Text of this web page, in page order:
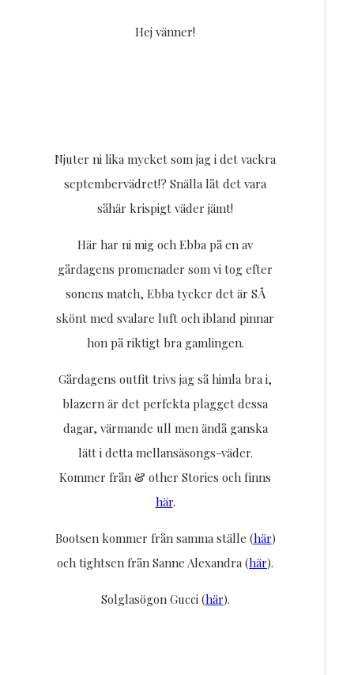
Hej vänner!
Njuter ni lika mycket som jag i det vackra
septembervädret!? Snälla låt det vara
såhär krispigt väder jämt!
Här har ni mig och Ebba på en av
gårdagens promenader som vi tog efter
sonens match, Ebba tycker det är SÅ
skönt med svalare luft och ibland pinnar
hon på riktigt bra gamlingen.
Gårdagens outfit trivs jag så himla bra i,
blazern är det perfekta plagget dessa
dagar, värmande ull men ändå ganska
lätt i detta mellansäsongs-väder.
Kommer från & other Stories och finns
här.
Bootsen kommer från samma ställe (här)
och tightsen från Sanne Alexandra (här).
Solglasögon Gucci (här).